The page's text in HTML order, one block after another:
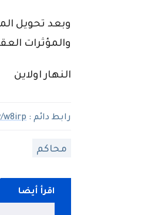
وبعد تحويل
والمؤثرات
النهار اولاين
رابط دائم :w8irp
محاكم
اقرأ أيضا